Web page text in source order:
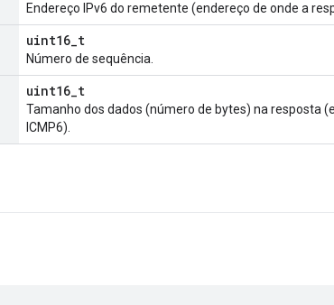
Endereço IPv6 do remetente (endereço de onde a
uint16_t
Número de sequência.
uint16_t
Tamanho dos dados (número de bytes) na resposta
ICMP6).